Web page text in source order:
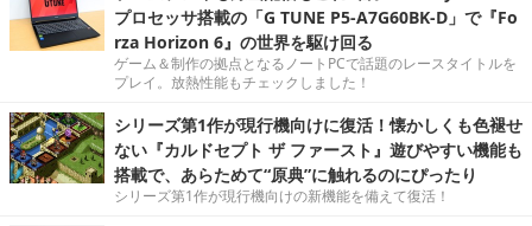
プロセッサ搭載の「G TUNE P5-A7G60BK-D」で『Fo
rza Horizon 6』の世界を駆け回る
ゲーム＆制作の拠点となるノートPCで話題のレースタイトルを
プレイ。放熱性能もチェックしました！
シリーズ第1作が現行機向けに復活！懐かしくも色褪せ
ない『カルドセプト ザ ファースト』遊びやすい機能も
搭載で、あらためて“原典”に触れるのにぴったり
シリーズ第1作が現行機向けの新機能を備えて復活！